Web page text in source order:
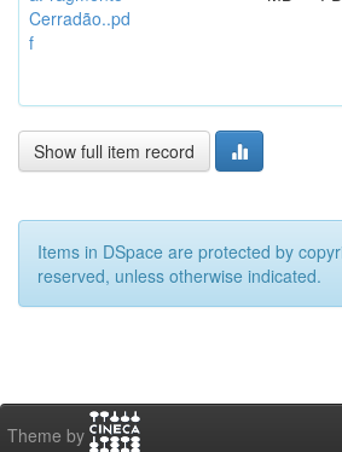
Cerradão..pd
f
Show full item record
Items in DSpace are protected by
reserved, unless otherwise indicated.
Theme by